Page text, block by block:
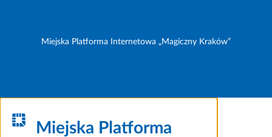
Miejska Platforma Internetowa „Magiczny Kraków”
Miejska Platforma